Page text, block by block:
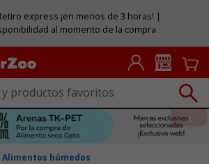
express ¡en menos de 3 horas! |
al momento de la compra
Alimentos húmedos